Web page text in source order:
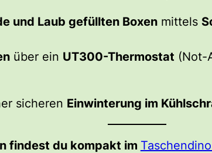
und Laub gefüllten Boxen mittels
über ein UT300-Thermostat (Not-
sicheren Einwinterung im
findest du kompakt im